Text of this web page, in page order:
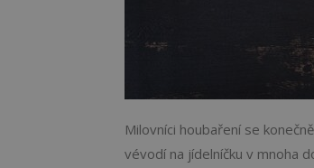
Milovníci houbaření se
vévodí na jídelníčku v mnoha